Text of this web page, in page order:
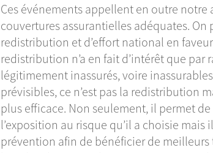
Ces événements appellent en outre
couvertures assurantielles adéquates.
redistribution et d’effort national en
redistribution n’a en fait d’intérêt que
légitimement inassurés, voire
prévisibles, ce n’est pas la redistribution
plus efficace. Non seulement, il permet
l’exposition au risque qu’il a choisie
prévention afin de bénéficier de meilleurs